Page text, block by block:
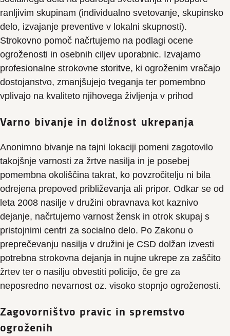
ranljivim skupinam (individualno svetovanje, skupinsko
delo, izvajanje preventive v lokalni skupnosti).
Strokovno pomoč načrtujemo na podlagi ocene
ogroženosti in osebnih ciljev uporabnic. Izvajamo
profesionalne strokovne storitve, ki ogroženim vračajo
dostojanstvo, zmanjšujejo tveganja ter pomembno
vplivajo na kvaliteto njihovega življenja v prihod
Varno bivanje in dolžnost ukrepanja
Anonimno bivanje na tajni lokaciji pomeni zagotovilo
takojšnje varnosti za žrtve nasilja in je posebej
pomembna okoliščina takrat, ko povzročitelju ni bila
odrejena prepoved približevanja ali pripor. Odkar se od
leta 2008 nasilje v družini obravnava kot kaznivo
dejanje, načrtujemo varnost žensk in otrok skupaj s
pristojnimi centri za socialno delo. Po Zakonu o
preprečevanju nasilja v družini je CSD dolžan izvesti
potrebna strokovna dejanja in nujne ukrepe za zaščito
žrtev ter o nasilju obvestiti policijo, če gre za
neposredno nevarnost oz. visoko stopnjo ogroženosti.
Zagovorništvo pravic in spremstvo
ogroženih